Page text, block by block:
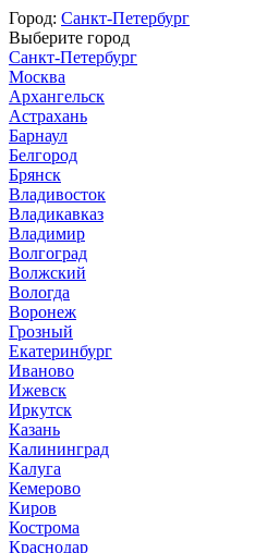
Город: Санкт-Петербург
Выберите город
Санкт-Петербург
Москва
Архангельск
Астрахань
Барнаул
Белгород
Брянск
Владивосток
Владикавказ
Владимир
Волгоград
Волжский
Вологда
Воронеж
Грозный
Екатеринбург
Иваново
Ижевск
Иркутск
Казань
Калининград
Калуга
Кемерово
Киров
Кострома
Краснодар